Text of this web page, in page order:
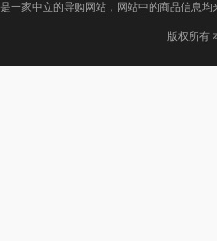
是一家中立的导购网站，网站中的商品信息
版权所有